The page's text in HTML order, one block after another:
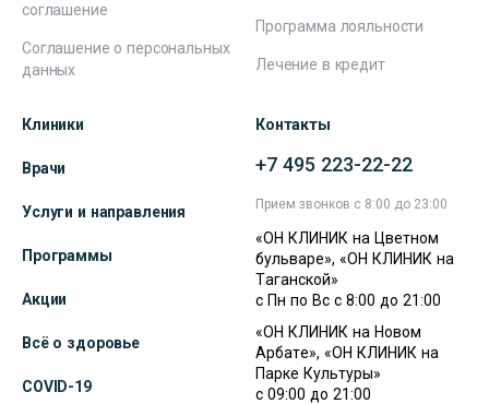
соглашение
Соглашение о персональных
данных
Программа лояльности
Лечение в кредит
Клиники
Врачи
Услуги и направления
Программы
Акции
Всё о здоровье
COVID-19
Контакты
+7 495 223-22-22
Прием звонков с 8:00 до 23:00
«ОН КЛИНИК на Цветном
бульваре», «ОН КЛИНИК на
Таганской»
с Пн по Вс с 8:00 до 21:00
«ОН КЛИНИК на Новом
Арбате», «ОН КЛИНИК на
Парке Культуры»
с 09:00 до 21:00